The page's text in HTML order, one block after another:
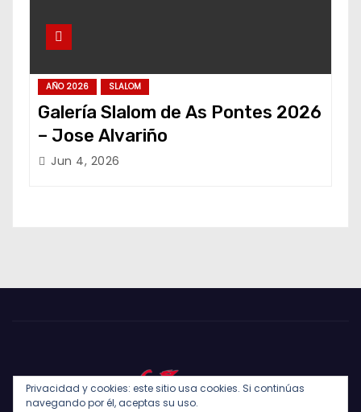
AÑO 2026 SLALOM
Galería Slalom de As Pontes 2026
– Jose Alvariño
Jun 4, 2026
Privacidad y cookies: este sitio usa cookies. Si continúas
navegando por él, aceptas su uso.